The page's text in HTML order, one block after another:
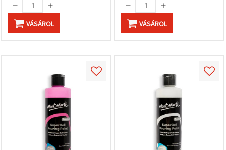
VÁSÁROL VÁSÁROL